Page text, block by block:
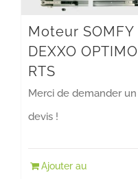
Moteur SOMFY
DEXXO OPTIMO
RTS
Merci de demander un
devis !
Ajouter au